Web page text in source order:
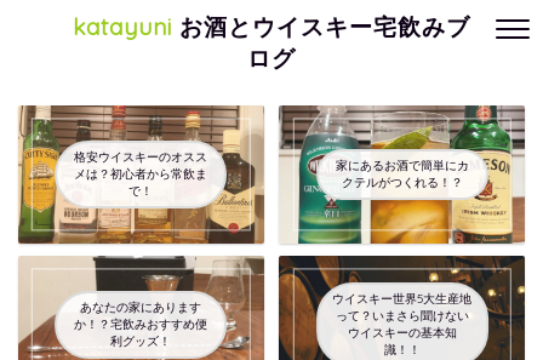
katayuni お酒とウイスキー宅飲みブ
ログ
格安ウイスキーのオスス
メは？初心者から常飲ま
で！
家にあるお酒で簡単にカ
クテルがつくれる！？
あなたの家にあります
か！？宅飲みおすすめ便
利グッズ！
ウイスキー世界5大生産地
って？いまさら聞けない
ウイスキーの基本知
識！！